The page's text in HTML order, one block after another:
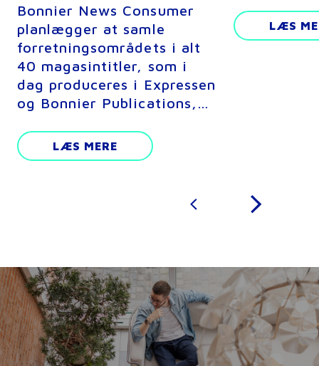
Bonnier News Consumer
planlægger at samle
forretningsområdets i alt
40 magasintitler, som i
dag produceres i Expressen
og Bonnier Publications,…
LÆS MERE
LÆS